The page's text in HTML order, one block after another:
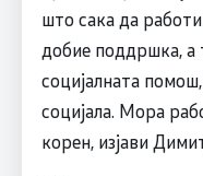
што сака да
добие поддршка, а
социјалната
социјала. Мора
корен, изјави